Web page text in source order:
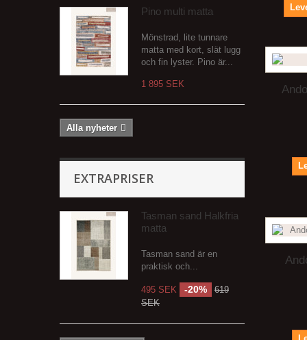
Pino multi matta
Mönstrad, lite tunnare
matta med kort, slät lugg
och fin lyster. Pino är...
1 895 SEK
Alla nyheter
EXTRAPRISER
Tasman sand Halkfria
matta
Tasman sand är en
praktisk och...
495 SEK -20%
619
SEK